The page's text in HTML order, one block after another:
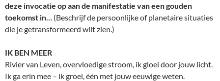
deze invocatie op aan de manifestatie van een gouden
toekomst in… (Beschrijf de persoonlijke of planetaire situaties
die je getransformeerd wilt zien.)
IK BEN MEER
Rivier van Leven, overvloedige stroom, ik gloei door jouw licht.
Ik ga erin mee – ik groei, één met jouw eeuwige weten.